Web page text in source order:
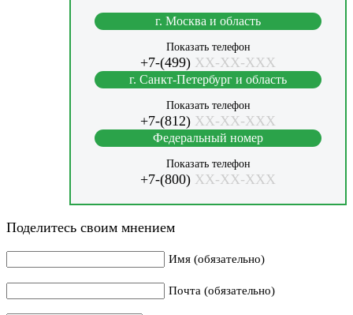
г. Москва и область
Показать телефон
+7-(499) XX-XX-XXX
г. Санкт-Петербург и область
Показать телефон
+7-(812) XX-XX-XXX
Федеральный номер
Показать телефон
+7-(800) XX-XX-XXX
Поделитесь своим мнением
Имя (обязательно)
Почта (обязательно)